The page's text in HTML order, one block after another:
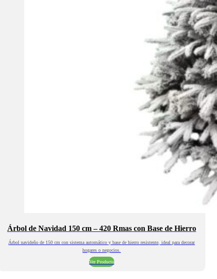
Árbol de Navidad 150 cm – 420 Rmas con Base de Hierro
Árbol navideño de 150 cm con sistema automático y base de hierro resistente, ideal para decorar
hogares o negocios.
Ver Producto